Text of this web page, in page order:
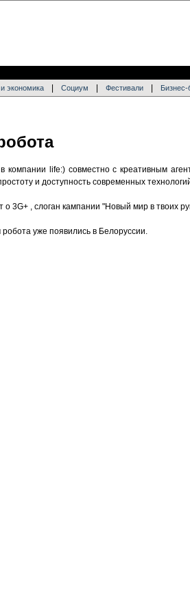
экономика Социум Фестивали Бизнес-
компании life:) совместно с креативным
и доступность современных
о 3G+ , слоган кампании "Новый мир в твоих
уже появились в Белоруссии.